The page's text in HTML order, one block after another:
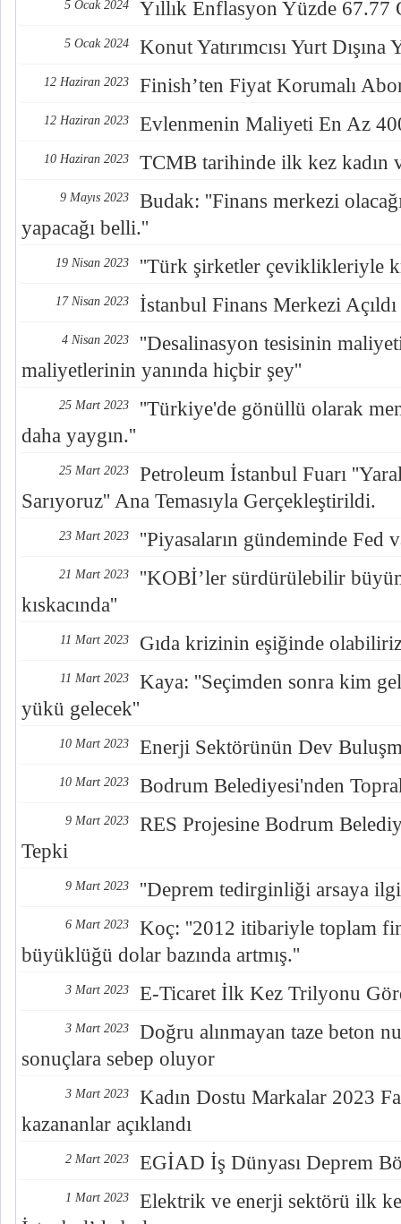
5 Ocak 2024 Yıllık Enflasyon Yüzde 67.77
5 Ocak 2024 Konut Yatırımcısı Yurt Dışına
12 Haziran 2023 Finish’ten Fiyat Korumalı
12 Haziran 2023 Evlenmenin Maliyeti En Az
10 Haziran 2023 TCMB tarihinde ilk kez kadın
9 Mayıs 2023
Budak: ''Finans merkezi
yapacağı belli.''
19 Nisan 2023 ''Türk şirketler çeviklikleriyle
17 Nisan 2023 İstanbul Finans Merkezi Açıldı
4 Nisan 2023
''Desalinasyon tesisinin
maliyetlerinin yanında hiçbir şey''
25 Mart 2023
''Türkiye'de gönüllü olarak
daha yaygın.''
25 Mart 2023
Petroleum İstanbul Fuarı
Sarıyoruz'' Ana Temasıyla Gerçekleştirildi.
23 Mart 2023 ''Piyasaların gündeminde Fed
21 Mart 2023
''KOBİ’ler sürdürülebilir
kıskacında''
11 Mart 2023 Gıda krizinin eşiğinde
11 Mart 2023
Kaya: ''Seçimden sonra kim
yükü gelecek''
10 Mart 2023 Enerji Sektörünün Dev
10 Mart 2023 Bodrum Belediyesi'nden
9 Mart 2023
RES Projesine Bodrum
Tepki
9 Mart 2023 ''Deprem tedirginliği arsaya
6 Mart 2023
Koç: ''2012 itibariyle toplam
büyüklüğü dolar bazında artmış.''
3 Mart 2023 E-Ticaret İlk Kez Trilyonu
3 Mart 2023
Doğru alınmayan taze beton
sonuçlara sebep oluyor
3 Mart 2023
Kadın Dostu Markalar 2023
kazananlar açıklandı
2 Mart 2023 EGİAD İş Dünyası Deprem
1 Mart 2023
Elektrik ve enerji sektörü ilk